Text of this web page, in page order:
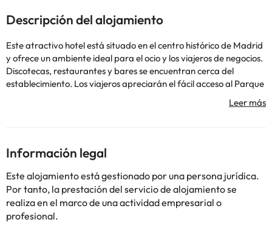
Descripción del alojamiento
Este atractivo hotel está situado en el centro histórico de Madrid
y ofrece un ambiente ideal para el ocio y los viajeros de negocios.
Discotecas, restaurantes y bares se encuentran cerca del
establecimiento. Los viajeros apreciarán el fácil acceso al Parque
del Retiro, el Museo del Prado y el Aeropuerto de Madrid.
Servicio de transporte público tiene una parada a 50 m de la
podrán degustar su comida en el bar o en el restaurante
climatizado. Las modernas habitaciones están dotadas de
cuarto de baño, teléfono de línea directa, TV vía satélite / cable.
Las habitaciones vienen con aire acondicionado y cuentan con
una cama doble y una caja fuerte. El hotel cuenta con un jacuzzi,
una sauna, una piscina en la azotea y un gimnasio. El sofisticado
restaurante sirve cocina internacional y mediterránea, así como
Información legal
Este alojamiento está gestionado por una persona jurídica.
Por tanto, la prestación del servicio de alojamiento se
realiza en el marco de una actividad empresarial o
profesional.